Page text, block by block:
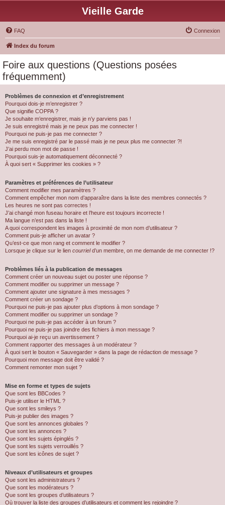
Vieille Garde
FAQ Connexion
Index du forum
Foire aux questions (Questions posées
fréquemment)
Problèmes de connexion et d’enregistrement
Pourquoi dois-je m’enregistrer ?
Que signifie COPPA ?
Je souhaite m’enregistrer, mais je n’y parviens pas !
Je suis enregistré mais je ne peux pas me connecter !
Pourquoi ne puis-je pas me connecter ?
Je me suis enregistré par le passé mais je ne peux plus me connecter ?!
J’ai perdu mon mot de passe !
Pourquoi suis-je automatiquement déconnecté ?
À quoi sert « Supprimer les cookies » ?
Paramètres et préférences de l’utilisateur
Comment modifier mes paramètres ?
Comment empêcher mon nom d’apparaître dans la liste des membres connectés ?
Les heures ne sont pas correctes !
J’ai changé mon fuseau horaire et l’heure est toujours incorrecte !
Ma langue n’est pas dans la liste !
A quoi correspondent les images à proximité de mon nom d’utilisateur ?
Comment puis-je afficher un avatar ?
Qu’est-ce que mon rang et comment le modifier ?
Lorsque je clique sur le lien courrield’un membre, on me demande de me connecter !?
Problèmes liés à la publication de messages
Comment créer un nouveau sujet ou poster une réponse ?
Comment modifier ou supprimer un message ?
Comment ajouter une signature à mes messages ?
Comment créer un sondage ?
Pourquoi ne puis-je pas ajouter plus d’options à mon sondage ?
Comment modifier ou supprimer un sondage ?
Pourquoi ne puis-je pas accéder à un forum ?
Pourquoi ne puis-je pas joindre des fichiers à mon message ?
Pourquoi ai-je reçu un avertissement ?
Comment rapporter des messages à un modérateur ?
À quoi sert le bouton « Sauvegarder » dans la page de rédaction de message ?
Pourquoi mon message doit être validé ?
Comment remonter mon sujet ?
Mise en forme et types de sujets
Que sont les BBCodes ?
Puis-je utiliser le HTML ?
Que sont les smileys ?
Puis-je publier des images ?
Que sont les annonces globales ?
Que sont les annonces ?
Que sont les sujets épinglés ?
Que sont les sujets verrouillés ?
Que sont les icônes de sujet ?
Niveaux d’utilisateurs et groupes
Que sont les administrateurs ?
Que sont les modérateurs ?
Que sont les groupes d’utilisateurs ?
Où trouver la liste des groupes d’utilisateurs et comment les rejoindre ?